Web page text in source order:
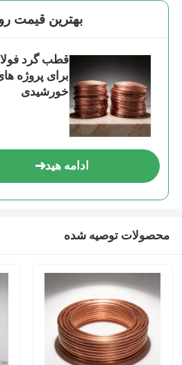
بهترين قيمت
برای پروژه
خورشیدی
ادامه هید
محصولات توصیه شده